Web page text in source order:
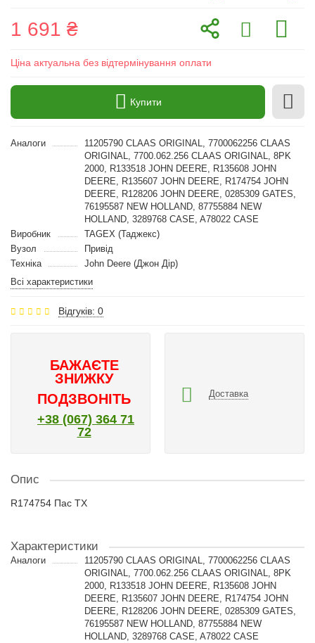
1 691 ₴
Ціна актуальна без відтермінування оплати
Купити
Аналоги
11205790 CLAAS ORIGINAL, 7700062256 CLAAS
ORIGINAL, 7700.062.256 CLAAS ORIGINAL, 8PK
2000, R133518 JOHN DEERE, R135608 JOHN
DEERE, R135607 JOHN DEERE, R174754 JOHN
DEERE, R128206 JOHN DEERE, 0285309 GATES,
76195587 NEW HOLLAND, 87755884 NEW
HOLLAND, 3289768 CASE, A78022 CASE
Виробник
TAGEX (Таджекс)
Вузол
Привід
Техніка
John Deere (Джон Дір)
Всі характеристики
Відгуків: 0
БАЖАЄТЕ
ЗНИЖКУ
ПОДЗВОНІТЬ
+38 (067) 364 71
72
Доставка
Опис
R174754 Пас TX
Характеристики
Аналоги
11205790 CLAAS ORIGINAL, 7700062256 CLAAS
ORIGINAL, 7700.062.256 CLAAS ORIGINAL, 8PK
2000, R133518 JOHN DEERE, R135608 JOHN
DEERE, R135607 JOHN DEERE, R174754 JOHN
DEERE, R128206 JOHN DEERE, 0285309 GATES,
76195587 NEW HOLLAND, 87755884 NEW
HOLLAND, 3289768 CASE, A78022 CASE